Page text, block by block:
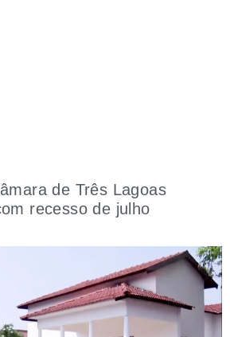
de Três Lagoas
recesso de julho